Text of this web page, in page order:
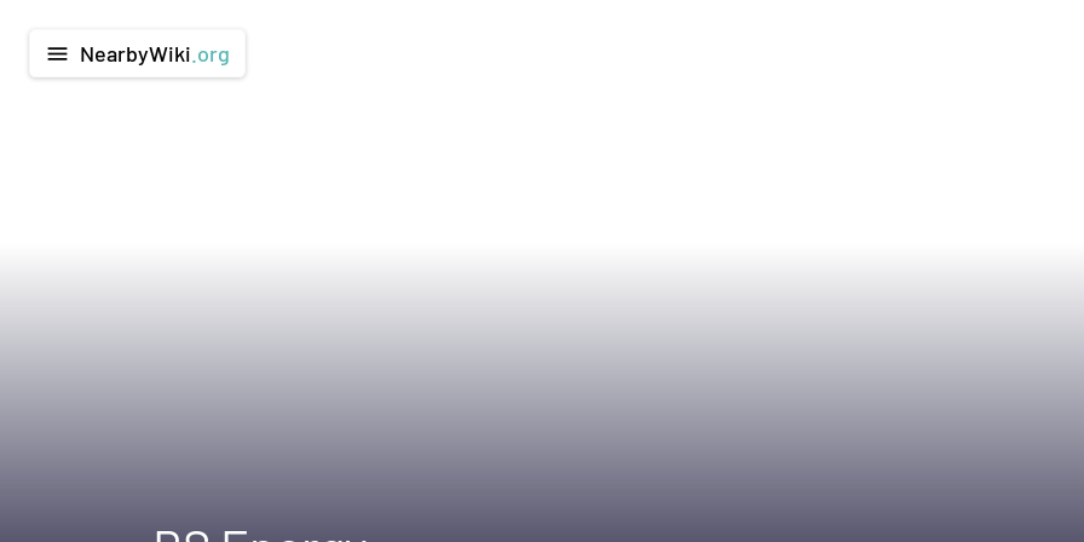
menu NearbyWiki .org